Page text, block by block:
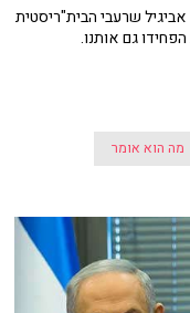
שרעבי הבית"ריסטית
גם אותנו.
מה הוא אומר